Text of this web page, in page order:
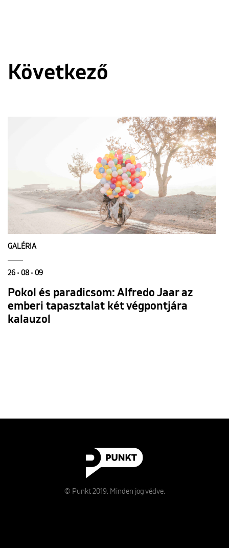
Következő
GALÉRIA
26 • 08 • 09
Pokol és paradicsom: Alfredo Jaar az
emberi tapasztalat két végpontjára
kalauzol
© Punkt 2019. Minden jog védve.